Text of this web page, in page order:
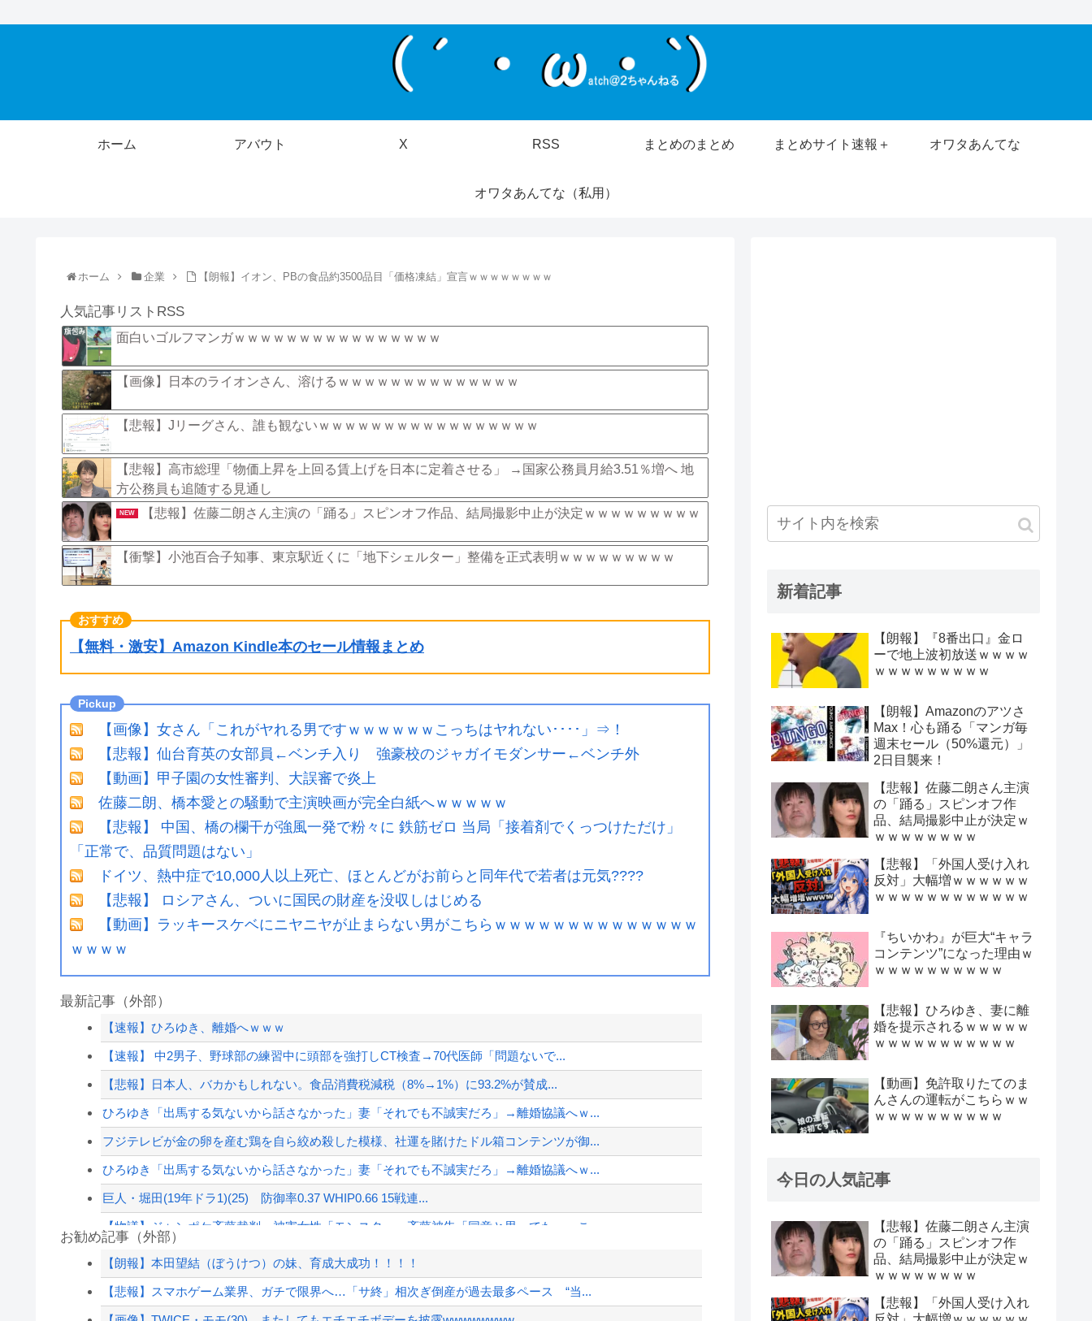
ホーム アバウト X RSS まとめのまとめ まとめサイト速報＋ オワタあんてな
オワタあんてな（私用）
ホーム 企業 【朗報】イオン、PBの食品約3500品目「価格凍結」宣言ｗｗｗｗｗｗｗｗ
人気記事リストRSS
面白いゴルフマンガｗｗｗｗｗｗｗｗｗｗｗｗｗｗｗｗ
【画像】日本のライオンさん、溶けるｗｗｗｗｗｗｗｗｗｗｗｗｗｗ
【悲報】Jリーグさん、誰も観ないｗｗｗｗｗｗｗｗｗｗｗｗｗｗｗｗｗ
【悲報】高市総理「物価上昇を上回る賃上げを日本に定着させる」 →国家公務員月給3.51％増へ 地
方公務員も追随する見通し
NEW 【悲報】佐藤二朗さん主演の「踊る」スピンオフ作品、結局撮影中止が決定ｗｗｗｗｗｗｗｗｗ
【衝撃】小池百合子知事、東京駅近くに「地下シェルター」整備を正式表明ｗｗｗｗｗｗｗｗｗ
【無料・激安】Amazon Kindle本のセール情報まとめ
【画像】女さん「これがヤれる男ですｗｗｗｗｗｗこっちはヤれない････」⇒！
【悲報】仙台育英の女部員←ベンチ入り 強豪校のジャガイモダンサー←ベンチ外
【動画】甲子園の女性審判、大誤審で炎上
佐藤二朗、橋本愛との騒動で主演映画が完全白紙へｗｗｗｗｗ
【悲報】 中国、橋の欄干が強風一発で粉々に 鉄筋ゼロ 当局「接着剤でくっつけただけ」
「正常で、品質問題はない」
ドイツ、熱中症で10,000人以上死亡、ほとんどがお前らと同年代で若者は元気????
【悲報】 ロシアさん、ついに国民の財産を没収しはじめる
【動画】ラッキースケベにニヤニヤが止まらない男がこちらｗｗｗｗｗｗｗｗｗｗｗｗｗｗ
ｗｗｗｗ
最新記事（外部）
【速報】ひろゆき、離婚へｗｗｗ
【速報】 中2男子、野球部の練習中に頭部を強打しCT検査→70代医師「問題ないで...
【悲報】日本人、バカかもしれない。食品消費税減税（8%→1%）に93.2%が賛成...
ひろゆき「出馬する気ないから話さなかった」妻「それでも不誠実だろ」→離婚協議へｗ...
フジテレビが金の卵を産む鶏を自ら絞め殺した模様、社運を賭けたドル箱コンテンツが御...
ひろゆき「出馬する気ないから話さなかった」妻「それでも不誠実だろ」→離婚協議へｗ...
巨人・堀田(19年ドラ1)(25) 防御率0.37 WHIP0.66 15戦連...
【物議】ジャンポケ斉藤裁判、被害女性「モンスター」斉藤被告「同意と思ってた」←こ...
【悲報】瀬戸環奈がスタイルよすぎて一般男性が隣に並ぶとチンチクリンに見えてしまう
左翼市民団体、広島では通用せず「人殺しの汚い足で広島の土を踏むな！」→広島県民「...
PTA会長「PTA参加拒否した親へ最終警告。こうなってもいい？」
お勧め記事（外部）
【朗報】本田望結（ぼうけつ）の妹、育成大成功！！！！
【悲報】スマホゲーム業界、ガチで限界へ…「サ終」相次ぎ倒産が過去最多ペース “当...
新着記事
【朗報】『8番出口』金ロ
ーで地上波初放送ｗｗｗｗ
ｗｗｗｗｗｗｗｗｗ
【朗報】Amazonのアツさ
Max！心も踊る「マンガ毎
週末セール（50%還元）」
2日目襲来！
【悲報】佐藤二朗さん主演
の「踊る」スピンオフ作
品、結局撮影中止が決定ｗ
ｗｗｗｗｗｗｗｗ
【悲報】「外国人受け入れ
反対」大幅増ｗｗｗｗｗｗ
ｗｗｗｗｗｗｗｗｗｗｗｗ
『ちいかわ』が巨大“キャラ
コンテンツ”になった理由ｗ
ｗｗｗｗｗｗｗｗｗｗ
【悲報】ひろゆき、妻に離
婚を提示されるｗｗｗｗｗ
ｗｗｗｗｗｗｗｗｗｗｗ
【動画】免許取りたてのま
んさんの運転がこちらｗｗ
ｗｗｗｗｗｗｗｗｗｗ
今日の人気記事
【悲報】佐藤二朗さん主演
の「踊る」スピンオフ作
品、結局撮影中止が決定ｗ
ｗｗｗｗｗｗｗｗ
【悲報】「外国人受け入れ